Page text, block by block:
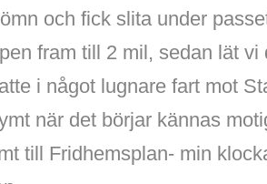
och fick slita under
fram till 2 mil, sedan lät vi
i något lugnare fart mot
när det börjar kännas
till Fridhemsplan- min